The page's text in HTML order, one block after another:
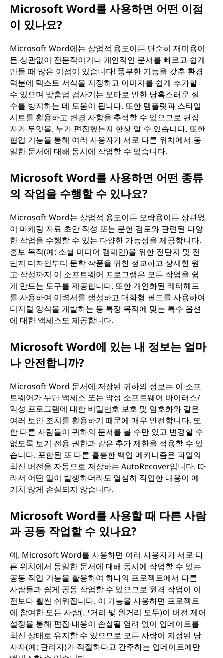
Microsoft Word를 사용하면 어떤 이점
이 있나요?
Microsoft Word에는 상업적 용도이든 단순히 재미용이
든 상관없이 전문적이거나 개인적인 문서를 빠르고 쉽게
만들 때 많은 이점이 있습니다! 풍부한 기능을 갖춘 환경
덕분에 텍스트 서식을 지정하고 이미지를 쉽게 추가할
수 있으며 맞춤법 검사기는 오타로 인한 당혹스러운 실
수를 방지하는 데 도움이 됩니다. 또한 템플릿과 스타일
시트를 활용하고 변경 사항을 추적할 수 있으므로 편집
자가 무엇을, 누가 편집했는지 항상 알 수 있습니다. 또한
협업 기능을 통해 여러 사용자가 서로 다른 위치에서 동
일한 문서에 대해 동시에 작업할 수 있습니다.
Microsoft Word를 사용하면 어떤 종류
의 작업을 수행할 수 있나요?
Microsoft Word는 상업적 용도이든 오락용이든 상관없
이 마케팅 자료 초안 작성 또는 문헌 검토와 관련된 다양
한 작업을 수행할 수 있는 다양한 가능성을 제공합니다.
홍보 목적(예: 소셜 미디어 캠페인)을 위한 전단지 및 전
단지 디자인부터 문학 작품을 위한 정교하고 상세한 원
고 작성까지 이 소프트웨어 프로그램은 모든 작업을 쉽
게 만드는 도구를 제공합니다. 또한 개인화된 레터헤드
를 사용하여 이력서를 생성하고 대화형 필드를 사용하여
디지털 양식을 개발하는 등 특정 목적에 맞는 특수 옵션
에 대한 액세스도 제공합니다.
Microsoft Word에 있는 내 정보는 얼마
나 안전합니까?
Microsoft Word 문서에 저장된 귀하의 정보는 이 소프
트웨어가 무단 액세스 또는 악성 소프트웨어 바이러스/
악성 프로그램에 대한 비밀번호 보호 및 암호화와 같은
여러 보안 조치를 활용하기 때문에 매우 안전합니다. 또
한 다른 사람들이 귀하의 문서를 볼 수만 있고 변경할 수
없도록 보기 전용 권한과 같은 추가 제한을 적용할 수 있
습니다. 포함된 또 다른 훌륭한 백업 메커니즘은 파일의
최신 버전을 자동으로 저장하는 AutoRecover입니다. 따
라서 어떤 일이 발생하더라도 열심히 작업한 내용이 예
기치 않게 손실되지 않습니다.
Microsoft Word를 사용할 때 다른 사람
과 공동 작업할 수 있나요?
예. Microsoft Word를 사용하면 여러 사용자가 서로 다
른 위치에서 동일한 문서에 대해 동시에 작업할 수 있는
공동 작업 기능을 활용하여 하나의 프로젝트에서 다른
사람들과 쉽게 공동 작업할 수 있으므로 원격 작업이 이
전보다 훨씬 쉬워집니다. 이 기능을 사용하면 프로젝트
에 참여한 모든 사람(근거리 및 원거리 모두)이 버전 제어
설정을 통해 편집 내용이 손실될 염려 없이 업데이트를
최신 상태로 유지할 수 있으므로 모든 사람이 지정된 당
사자(예: 관리자)가 적절하다고 간주하는 업데이트에만